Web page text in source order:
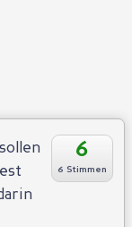
6
6 Stimmen